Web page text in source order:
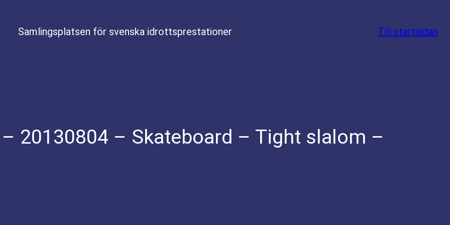
Samlingsplatsen för svenska idrottsprestationer Till startsidan
20130804 – Skateboard – Tight slalom –